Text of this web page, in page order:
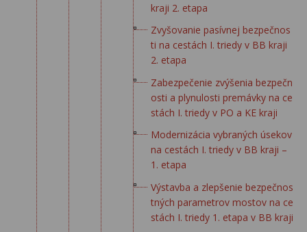
kraji 2. etapa
Zvyšovanie pasívnej bezpečnos
ti na cestách I. triedy v BB kraji
2. etapa
Zabezpečenie zvýšenia bezpečn
osti a plynulosti premávky na ce
stách I. triedy v PO a KE kraji
Modernizácia vybraných úsekov
na cestách I. triedy v BB kraji –
1. etapa
Výstavba a zlepšenie bezpečnos
tných parametrov mostov na ce
stách I. triedy 1. etapa v BB kraji